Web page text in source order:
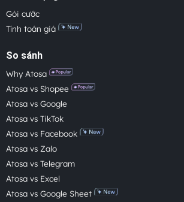
Gói cước
Tính toán giá
So sánh
Why Atosa
Atosa vs Shopee
Atosa vs Google
Atosa vs TikTok
Atosa vs Facebook
Atosa vs Zalo
Atosa vs Telegram
Atosa vs Excel
Atosa vs Google Sheet